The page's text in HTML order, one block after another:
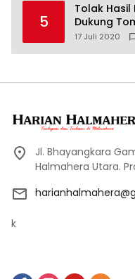
5
Tolak Hasil
Dukung
17 Juli 2020
Jl. Bhayangkara
Halmahera Utara.
k